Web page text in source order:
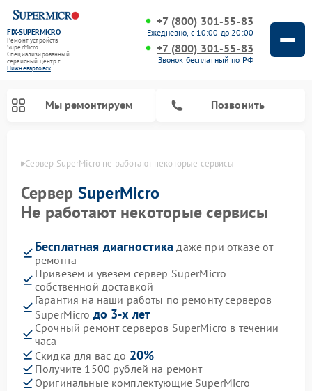
FIX-SUPERMICRO
Ремонт устройств
SuperMicro
Специализированный
cервисный центр г.
Нижневартовск
+7 (800) 301-55-83
Ежедневно, с 10:00 до 20:00
+7 (800) 301-55-83
Звонок бесплатный по РФ
Мы ремонтируем Позвонить
Сервер SuperMicro не работают некоторые сервисы
Сервер SuperMicro
Не работают некоторые сервисы
Бесплатная диагностика даже при отказе от
ремонта
Привезем и увезем сервер SuperMicro
собственной доставкой
Гарантия на наши работы по ремонту серверов
SuperMicro до 3-х лет
Срочный ремонт серверов SuperMicro в течении
часа
Скидка для вас до 20%
Получите 1500 рублей на ремонт
Оригинальные комплектующие SuperMicro